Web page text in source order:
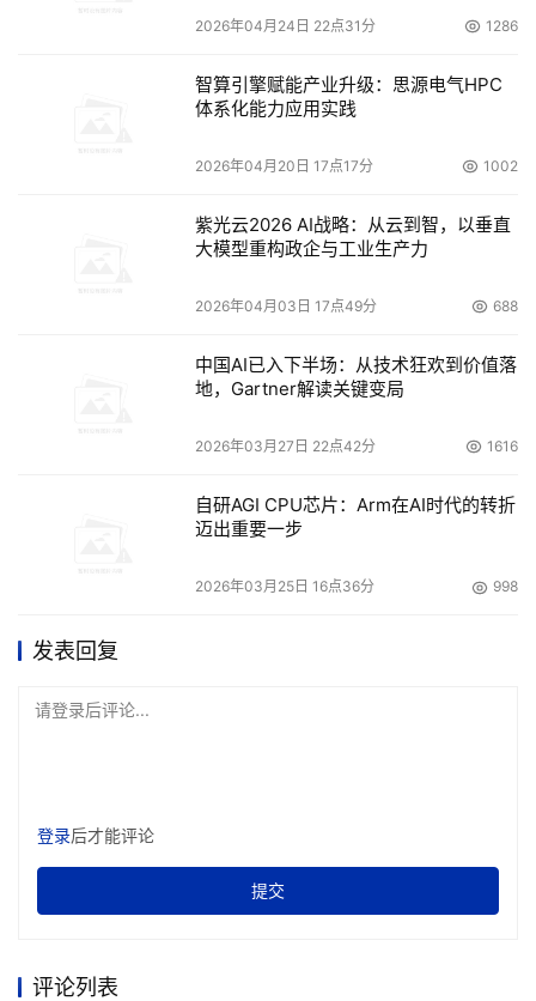
AI智能助理与戴尔Latitude 7350
AI创作，加速创意落地
算力高达682TOPs，专为使用创意应用程序的工作和设计
现，助力用户突破界限，实现技术与业务的出色成就。全新
文生图、图生图等AI创意的落地，成为完美适配日常生产与
Precision 塔式工作站系列，搭载
专业级显卡，算力
高达1000TOPs，轻松处理检索海量数据，应对高要求的工
2026年04月24日 22点31分 1286
智算引擎赋能产业升级：思源电气HPC
体系化能力应用实践
2026年04月20日 17点17分 1002
紫光云2026 AI战略：从云到智，以垂直
大模型重构政企与工业生产力
2026年04月03日 17点49分 688
中国AI已入下半场：从技术狂欢到价值落
地，Gartner解读关键变局
2026年03月27日 22点42分 1616
自研AGI CPU芯片：Arm在AI时代的转折
迈出重要一步
2026年03月25日 16点36分 998
发表回复
请登录后评论...
登录后才能评论
提交
评论列表